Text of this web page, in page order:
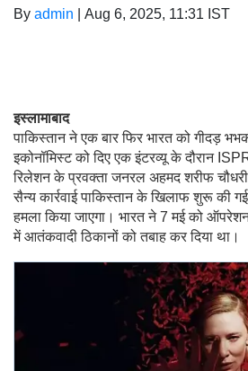
By admin Aug 6, 2025, 11:31 IST
इस्लामाबाद
पाकिस्तान ने एक बार फिर भारत को गीदड़
इकोनॉमिस्ट को दिए एक इंटरव्यू के दौरान
रिलेशन के प्रवक्ता जनरल अहमद शरीफ
सैन्य कार्रवाई पाकिस्तान के खिलाफ शुरू की
हमला किया जाएगा। भारत ने 7 मई को
में आतंकवादी ठिकानों को तबाह कर दिया था।